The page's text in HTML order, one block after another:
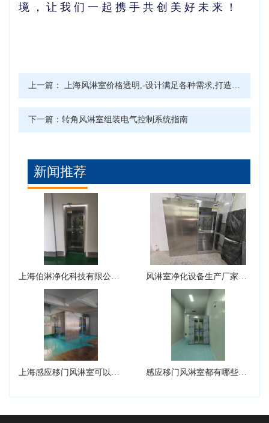
境，让我们一起携手共创美好未来！
上一篇： 上海风淋室价格透明,-设计满足各种需求,打造无尘环境!
下一篇： 转角风淋室组装电气控制系统指南
新闻推荐